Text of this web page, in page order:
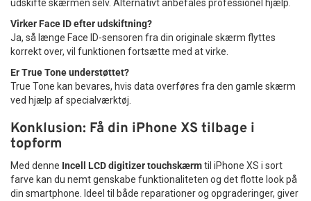
udskifte skærmen selv. Alternativt anbefales professionel hjælp.
Virker Face ID efter udskiftning?
Ja, så længe Face ID-sensoren fra din originale skærm flyttes
korrekt over, vil funktionen fortsætte med at virke.
Er True Tone understøttet?
True Tone kan bevares, hvis data overføres fra den gamle skærm
ved hjælp af specialværktøj.
Konklusion: Få din iPhone XS tilbage i
topform
Med denne Incell LCD digitizer touchskærmtil iPhone XS i sort
farve kan du nemt genskabe funktionaliteten og det flotte look på
din smartphone. Ideel til både reparationer og opgraderinger, giver